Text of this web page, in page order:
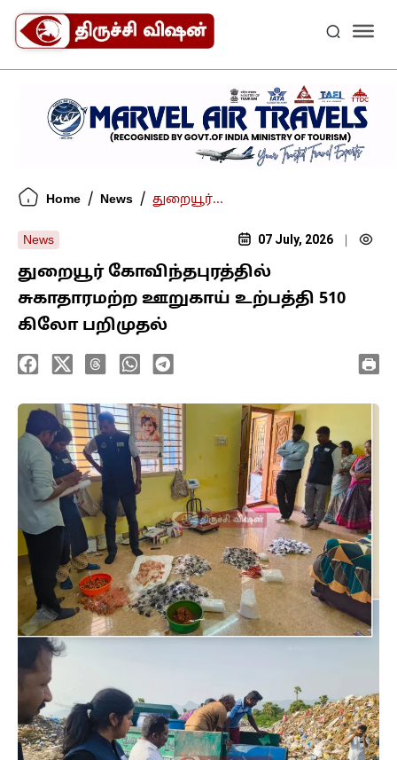
Home / News / துறையூர்...
News 07 July, 2026
துறையூர் கோவிந்தபுரத்தில்
சுகாதாரமற்ற ஊறுகாய் உற்பத்தி 510
கிலோ பறிமுதல்